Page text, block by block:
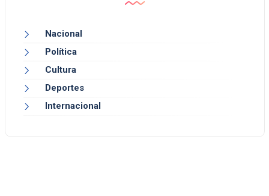
Nacional
Política
Cultura
Deportes
Internacional